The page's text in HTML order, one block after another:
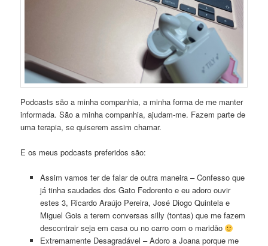
Podcasts são a minha companhia, a minha forma de me manter
informada. São a minha companhia, ajudam-me. Fazem parte de
uma terapia, se quiserem assim chamar.
E os meus podcasts preferidos são:
Assim vamos ter de falar de outra maneira – Confesso que
já tinha saudades dos Gato Fedorento e eu adoro ouvir
estes 3, Ricardo Araújo Pereira, José Diogo Quintela e
Miguel Gois a terem conversas silly (tontas) que me fazem
descontrair seja em casa ou no carro com o maridão
Extremamente Desagradável – Adoro a Joana porque me